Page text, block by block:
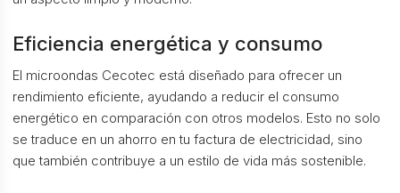
Eficiencia energética y consumo
El microondas Cecotec está diseñado para ofrecer un
rendimiento eficiente, ayudando a reducir el consumo
energético en comparación con otros modelos. Esto no solo
se traduce en un ahorro en tu factura de electricidad, sino
que también contribuye a un estilo de vida más sostenible.